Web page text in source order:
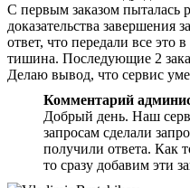
С первым заказом пыталась
доказательства завершения
ответ, что передали все это
тишина. Последующие 2
Делаю вывод, что сервис
Комментарий
Добрый день. Наш
запросам сделали
получили ответа. Как
то сразу добавим эти